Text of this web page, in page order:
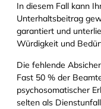
In diesem Fall kann
Unterhaltsbeitrag
garantiert und
Würdigkeit und
Die fehlende
Fast 50 % der
psychosomatischer
selten als